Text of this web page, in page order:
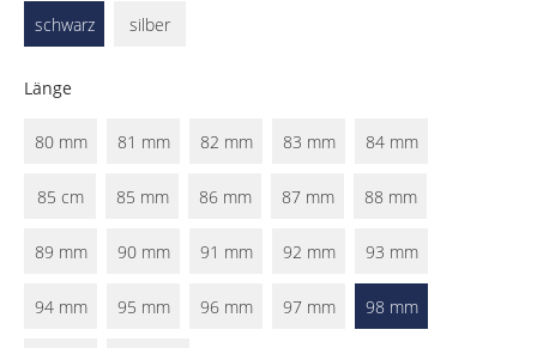
schwarz silber
Länge
80 mm 81 mm 82 mm 83 mm 84 mm
85 cm 85 mm 86 mm 87 mm 88 mm
89 mm 90 mm 91 mm 92 mm 93 mm
94 mm 95 mm 96 mm 97 mm 98 mm